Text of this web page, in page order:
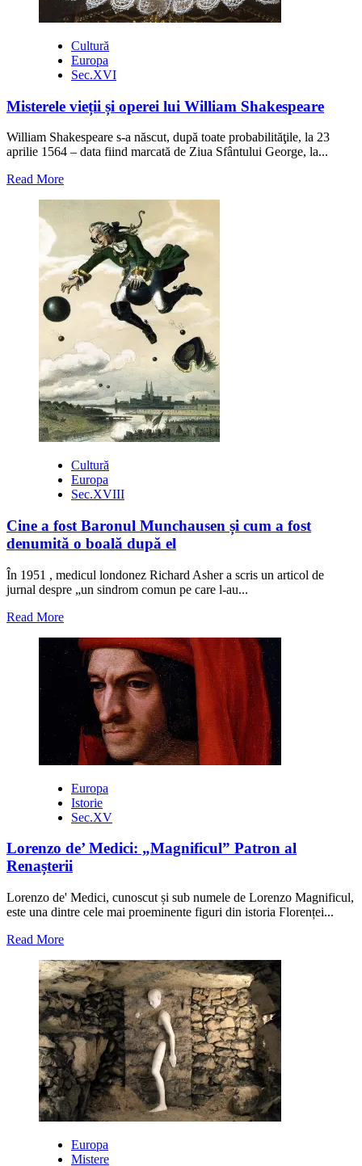
Cultură
Europa
Sec.XVI
Misterele vieții și operei lui William Shakespeare
William Shakespeare s-a născut, după toate probabilităţile, la 23
aprilie 1564 – data fiind marcată de Ziua Sfântului George, la...
Read MoreRead
Misterele
operei
lui
William
Shakespeare
Cultură
Europa
Sec.XVIII
Cine a fost Baronul Munchausen și cum a fost
denumită o boală după el
În 1951 , medicul londonez Richard Asher a scris un articol de
jurnal despre „un sindrom comun pe care l-au...
Read MoreRead
about
Baronul
Munchausen
cum
denumită
boală
el
Europa
Istorie
Sec.XV
Lorenzo de’ Medici: „Magnificul” Patron al
Renașterii
Lorenzo de' Medici, cunoscut și sub numele de Lorenzo Magnificul,
este una dintre cele mai proeminente figuri din istoria Florenței...
Read MoreRead
about
Lorenzo
de’
Medici:
„Magnificul”
Patron
al
Renașterii
Europa
Mistere